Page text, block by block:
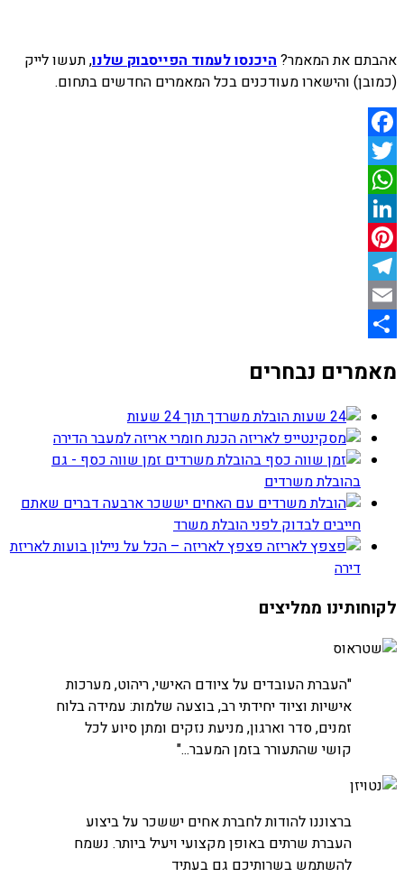
אהבתם את המאמר? היכנסו לעמוד הפייסבוק שלנו, תעשו לייק
(כמובן) והישארו מעודכנים בכל המאמרים החדשים בתחום.
Facebook
Twitter
WhatsApp
LinkedIn
Pinterest
Telegram
Email
מאמרים נבחרים
הובלת משרדך תוך 24 שעות
הכנת חומרי אריזה למעבר הדירה
זמן שווה כסף - גם
בהובלת משרדים
ארבעה דברים שאתם
חייבים לבדוק לפני הובלת משרד
פצפץ לאריזה – הכל על ניילון בועות לאריזת
דירה
לקוחותינו ממליצים
חברת שטראוס
"העברת העובדים על ציודם האישי, ריהוט, מערכות
אישיות וציוד יחידתי רב, בוצעה שלמות: עמידה בלוח
זמנים, סדר וארגון, מניעת נזקים ומתן סיוע לכל
קושי שהתעורר בזמן המעבר..."
חברת נטויז'ן
העברת חדרי שרתים
ברצוננו להודות לחברת אחים יששכר על ביצוע
העברת שרתים באופן מקצועי ויעיל ביותר. נשמח
להשתמש בשרותיכם גם בעתיד